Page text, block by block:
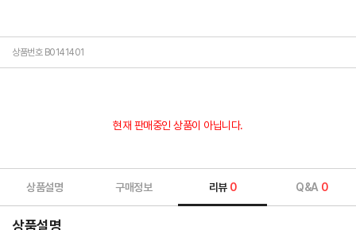
상품번호 B0141401
현재 판매중인 상품이 아닙니다.
상품설명 구매정보 리뷰 0 Q&A 0
상품설명